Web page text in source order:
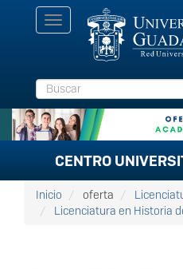
Toggle
navigation
Buscar
CENTRO
Inicio oferta
Licenciatura en Historia